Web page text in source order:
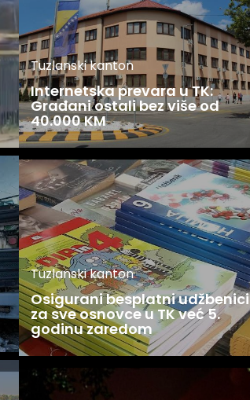
Tuzlanski kanton
Internetska prevara u TK:
Građani ostali bez više od
40.000 KM
Tuzlanski kanton
Osigurani besplatni udžbenici
za sve osnovce u TK već 5.
godinu zaredom